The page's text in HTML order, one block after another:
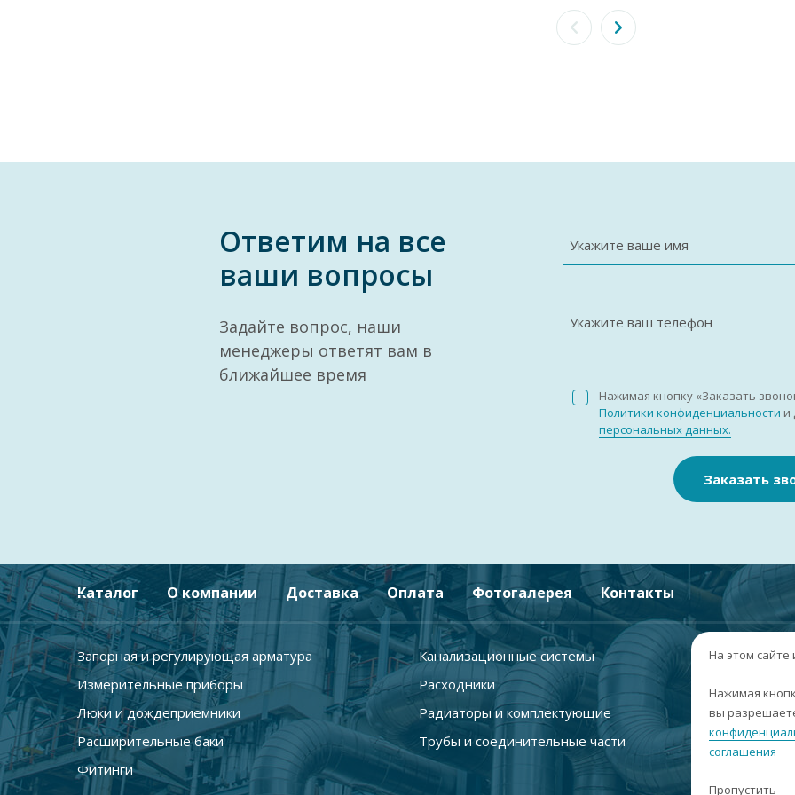
Ответим на все
ваши вопросы
Задайте вопрос, наши
менеджеры ответят вам в
ближайшее время
Укажите ваше имя
Укажите ваш телефон
Нажимая кнопку «Заказать
Политики конфиденциальности и
персональных данных.
Заказать
Каталог О компании Доставка Оплата Фотогалерея Контакты
Запорная и регулирующая арматура
Канализационные системы
Измерительные приборы
Расходники
Люки и дождеприемники
Радиаторы и комплектующие
Расширительные баки
Трубы и соединительные части
Фитинги
На этом сайте
Нажимая
вы
соглашения
Пропустить